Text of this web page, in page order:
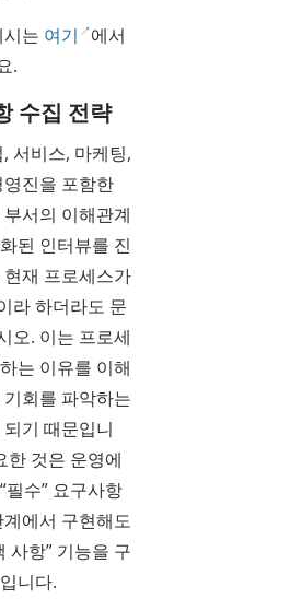
는 여기
에서
.
수집 전략
서비스, 마케팅,
진을 포함한
서의 이해관계
된 인터뷰를 진
재 프로세스가
라 하더라도 문
오. 이는 프로세
는 이유를 이해
회를 파악하는
기 때문입니
한 것은 운영에
필수” 요구사항
에서 구현해도
사항” 기능을 구
니다.